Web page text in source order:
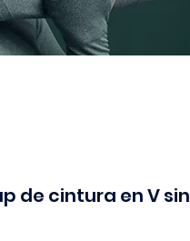
de cintura en V sin